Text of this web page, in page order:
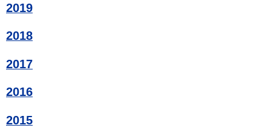
2019
2018
2017
2016
2015